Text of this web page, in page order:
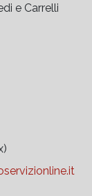
e Carrelli